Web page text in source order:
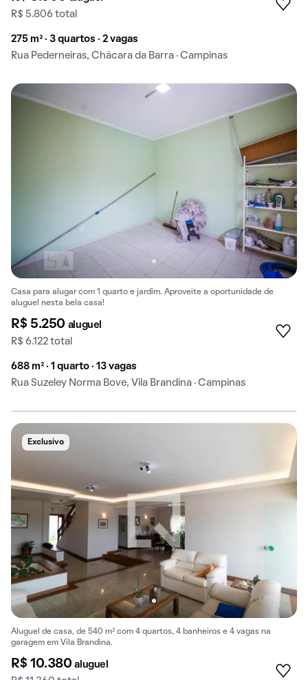
R$ 5.806 total
275 m² · 3 quartos · 2 vagas
Rua Pederneiras, Chácara da Barra · Campinas
Casa para alugar com 1 quarto e jardim. Aproveite a oportunidade de
aluguel nesta bela casa!
R$ 5.250 aluguel
R$ 6.122 total
688 m² · 1 quarto · 13 vagas
Rua Suzeley Norma Bove, Vila Brandina · Campinas
Exclusivo
Aluguel de casa, de 540 m² com 4 quartos, 4 banheiros e 4 vagas na
garagem em Vila Brandina.
R$ 10.380aluguel